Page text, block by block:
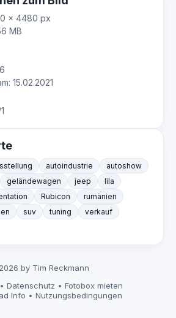
× 4480 px
MB
15.02.2021
autoindustrie
autoshow
geländewagen jeep
lila
Rubicon
rumänien
suv tuning
verkauf
by Tim Reckmann
• Datenschutz • Fotobox mieten
Info • Nutzungsbedingungen